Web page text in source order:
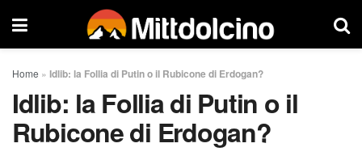
Home » Idlib: la Follia di Putin o il Rubicone di Erdogan?
Idlib: la Follia di Putin o il
Rubicone di Erdogan?